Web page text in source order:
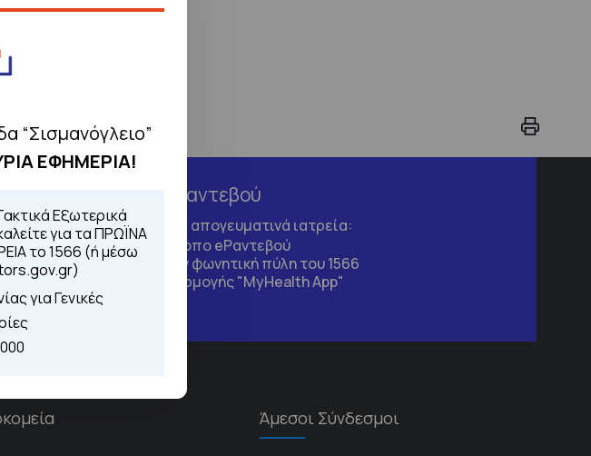
“Σισμανόγλειο”
ΕΦΗΜΕΡΙΑ!
Εξωτερικά
για τα ΠΡΩΪΝΑ
το 1566 (ή μέσω
για Γενικές
Τηλέφωνα για Ραντεβού
Για τα πρωινά και τα απογευματινά ιατρεία:
Από τον ιστότοποeΡαντεβού
Καλώντας στην φωνητική πύλη του 1566
Μέσω της εφαρμογής "MyHealth App"
Άμεσοι Σύνδεσμοι